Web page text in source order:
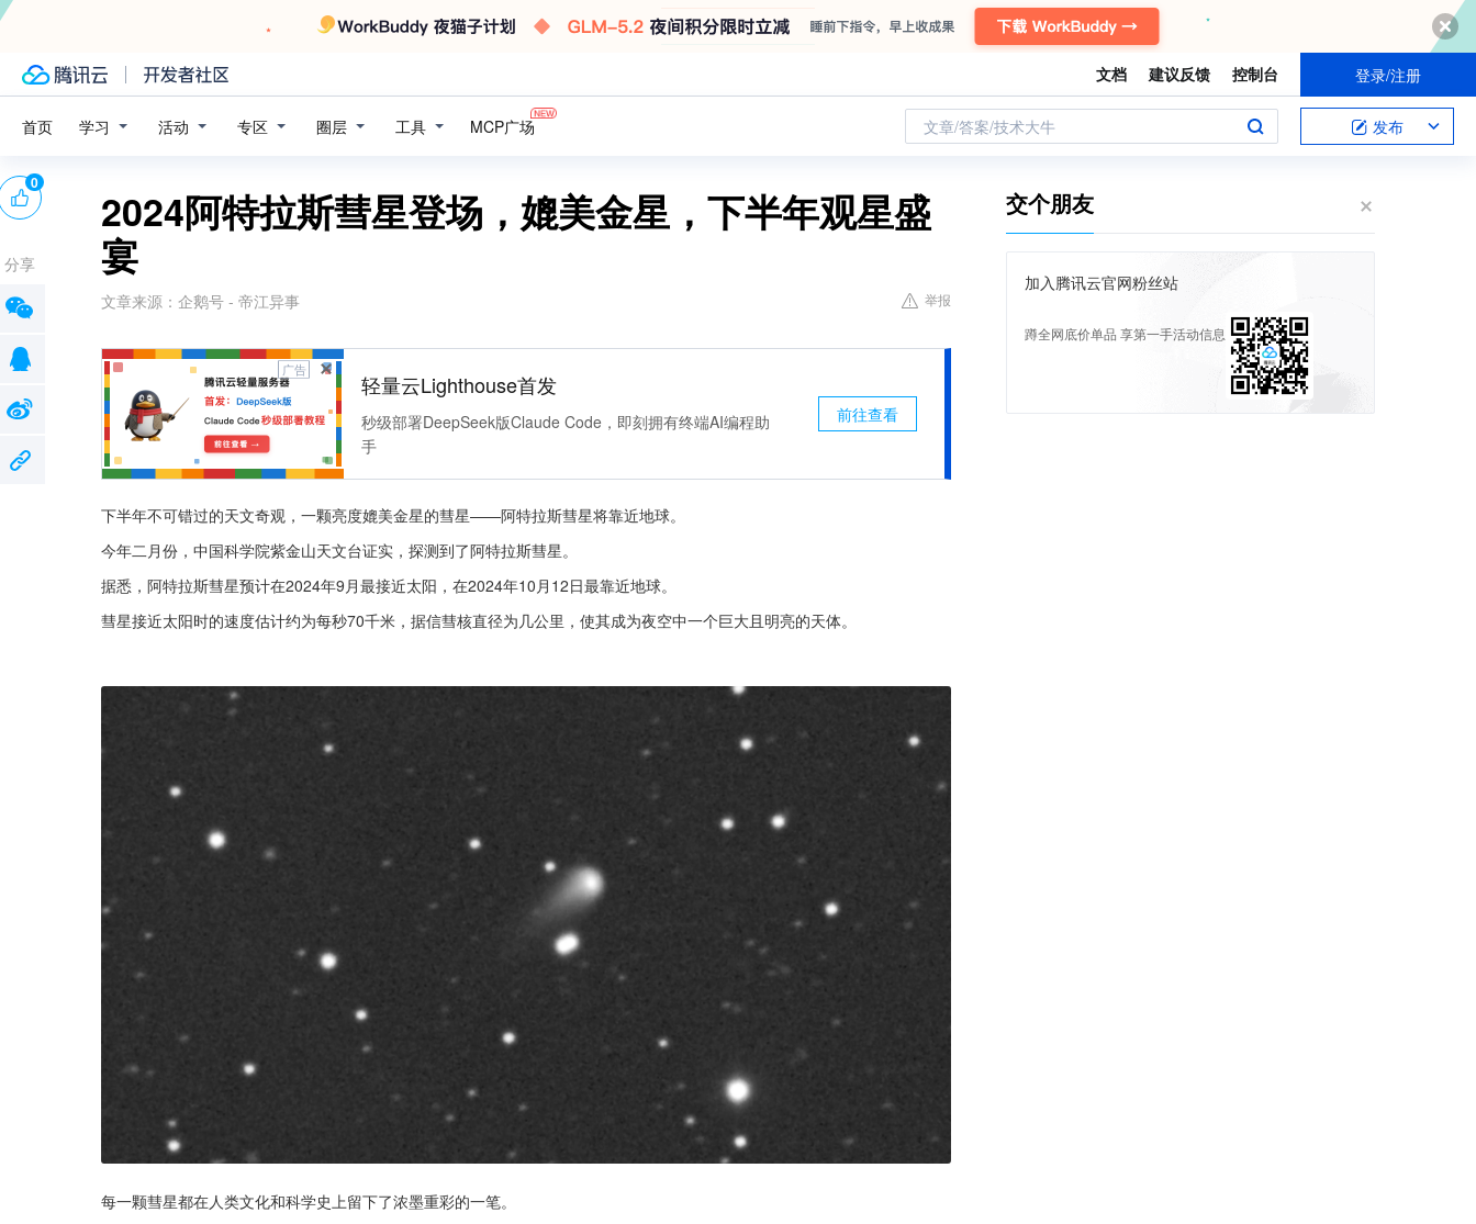
文档 建议反馈 控制台 登录/注册
首页 学习 活动 专区 圈层 工具 MCP广场 文章/答案/技术大牛 发布
2024阿特拉斯彗星登场，媲美金星，下半年观星盛
宴
文章来源： 企鹅号 - 帝江异事 举报
广告
轻量云Lighthouse首发
秒级部署DeepSeek版Claude Code，即刻拥有终端AI编程助
手
前往查看
下半年不可错过的天文奇观，一颗亮度媲美金星的彗星——阿特拉斯彗星将靠近地球。
今年二月份，中国科学院紫金山天文台证实，探测到了阿特拉斯彗星。
据悉，阿特拉斯彗星预计在2024年9月最接近太阳，在2024年10月12日最靠近地球。
彗星接近太阳时的速度估计约为每秒70千米，据信彗核直径为几公里，使其成为夜空中一个巨大且明亮的天体。
每一颗彗星都在人类文化和科学史上留下了浓墨重彩的一笔。
0
分享
交个朋友
加入腾讯云官网粉丝站
蹲全网底价单品 享第一手活动信息